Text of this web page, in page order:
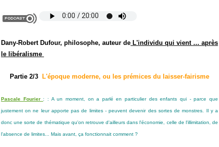
Dany-Robert Dufour, philosophe, auteur de L'individu qui vient … après
le libéralisme
Partie 2/3 L'époque moderne, ou les prémices du laisser-fairisme
Pascale Fourier: : A un moment, on a parlé en particulier des enfants qui - parce que
justement on ne leur apporte pas de limites - peuvent devenir des sortes de monstres. Il y a
donc une sorte de thématique qu'on retrouve d'ailleurs dans l'économie, celle de l'illimitation, de
l'absence de limites... Mais avant, ça fonctionnait comment ?